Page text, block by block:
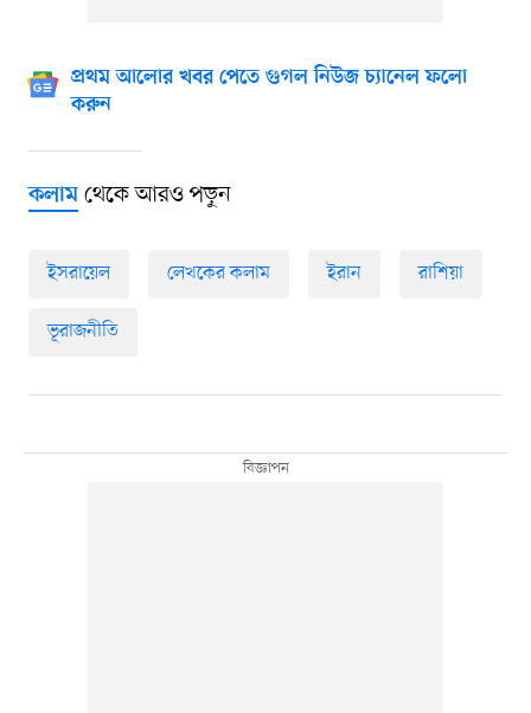
প্রথম আলোর খবর পেতে গুগল নিউজ চ্যানেল ফলো
করুন
কলামথেকে আরও পড়ুন
ইসরায়েল লেখকের কলাম ইরান রাশিয়া
ভূরাজনীতি